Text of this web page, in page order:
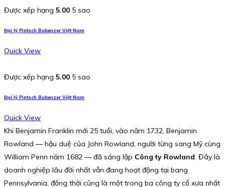
Được xếp hạng 5.00 5 sao
Đại lý Pintsch Bubenzer Việt Nam
Quick View
Được xếp hạng 5.00 5 sao
Đại lý Pintsch Bubenzer Việt Nam
Quick View
Khi Benjamin Franklin mới 25 tuổi, vào năm 1732, Benjamin
Rowland — hậu duệ của John Rowland, người từng sang Mỹ cùng
William Penn năm 1682 — đã sáng lập Công ty Rowland. Đây là
doanh nghiệp lâu đời nhất vẫn đang hoạt động tại bang
Pennsylvania, đồng thời cũng là một trong ba công ty cổ xưa nhất